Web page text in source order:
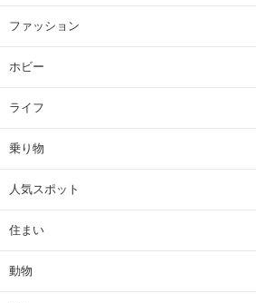
ファッション
ホビー
ライフ
乗り物
人気スポット
住まい
動物